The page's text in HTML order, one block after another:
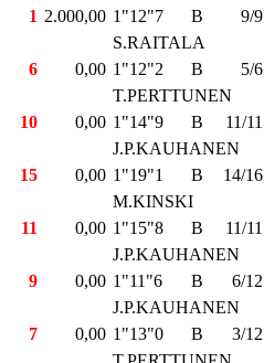
1 2.000,00 1"12"7 B 9/9
S.RAITALA
6 0,00 1"12"2 B 5/6
T.PERTTUNEN
10 0,00 1"14"9 B 11/11
J.P.KAUHANEN
15 0,00 1"19"1 B 14/16
M.KINSKI
11 0,00 1"15"8 B 11/11
J.P.KAUHANEN
9 0,00 1"11"6 B 6/12
J.P.KAUHANEN
7 0,00 1"13"0 B 3/12